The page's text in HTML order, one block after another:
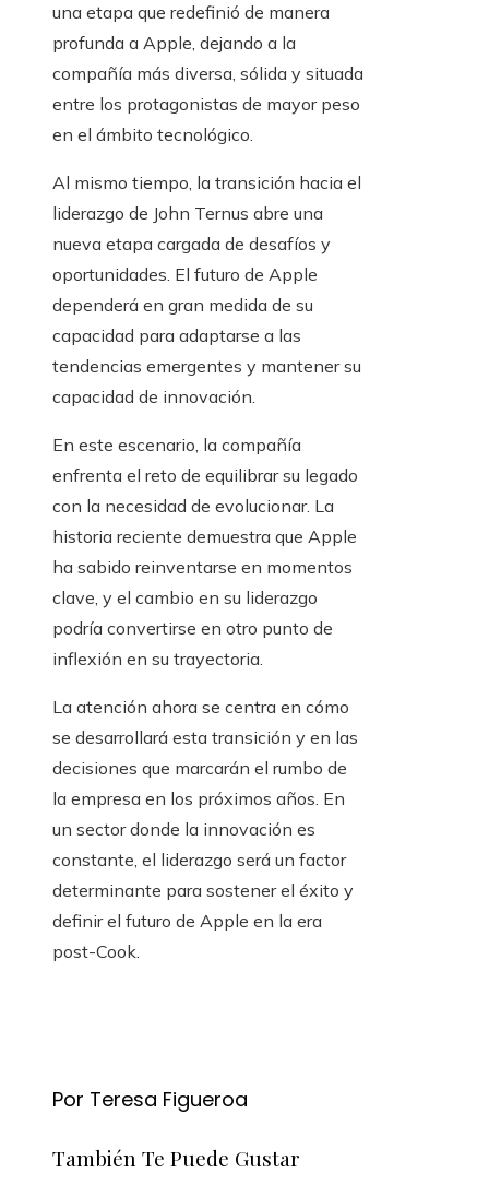
una etapa que redefinió de manera
profunda a Apple, dejando a la
compañía más diversa, sólida y situada
entre los protagonistas de mayor peso
en el ámbito tecnológico.
Al mismo tiempo, la transición hacia el
liderazgo de John Ternus abre una
nueva etapa cargada de desafíos y
oportunidades. El futuro de Apple
dependerá en gran medida de su
capacidad para adaptarse a las
tendencias emergentes y mantener su
capacidad de innovación.
En este escenario, la compañía
enfrenta el reto de equilibrar su legado
con la necesidad de evolucionar. La
historia reciente demuestra que Apple
ha sabido reinventarse en momentos
clave, y el cambio en su liderazgo
podría convertirse en otro punto de
inflexión en su trayectoria.
La atención ahora se centra en cómo
se desarrollará esta transición y en las
decisiones que marcarán el rumbo de
la empresa en los próximos años. En
un sector donde la innovación es
constante, el liderazgo será un factor
determinante para sostener el éxito y
definir el futuro de Apple en la era
post-Cook.
Por Teresa Figueroa
También Te Puede Gustar